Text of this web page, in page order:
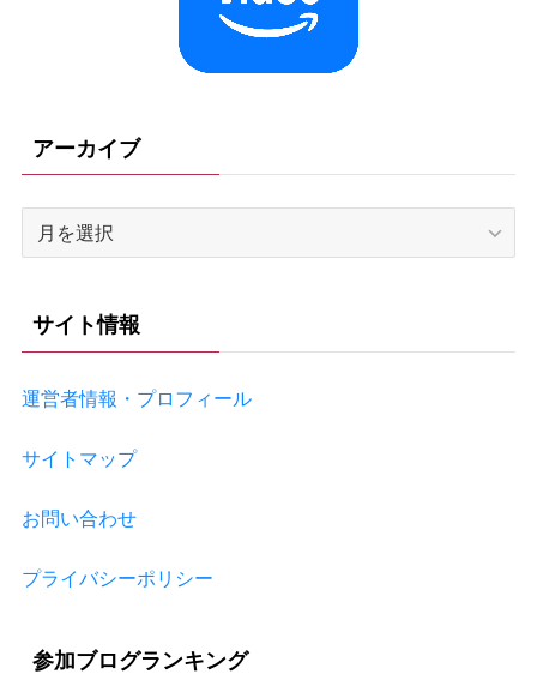
アーカイブ
イ
サイト情報
運営者情報・プロフィール
サイトマップ
お問い合わせ
プライバシーポリシー
参加ブログランキング